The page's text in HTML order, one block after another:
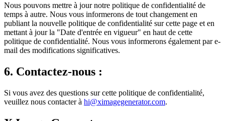
Nous pouvons mettre à jour notre politique de confidentialité de
temps à autre. Nous vous informerons de tout changement en
publiant la nouvelle politique de confidentialité sur cette page et en
mettant à jour la "Date d'entrée en vigueur" en haut de cette
politique de confidentialité. Nous vous informerons également par e-
mail des modifications significatives.
6. Contactez-nous :
Si vous avez des questions sur cette politique de confidentialité,
veuillez nous contacter à hi@ximagegenerator.com.